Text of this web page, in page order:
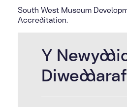
South West Museum
Accreditation.
Y
Diweddaraf